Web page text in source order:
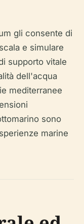
gli consente di
e simulare
supporto vitale
dell'acqua
mediterranee
sono
marine